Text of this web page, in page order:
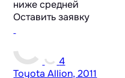
ниже средней
Оставить заявку
4
Toyota Allion, 2011